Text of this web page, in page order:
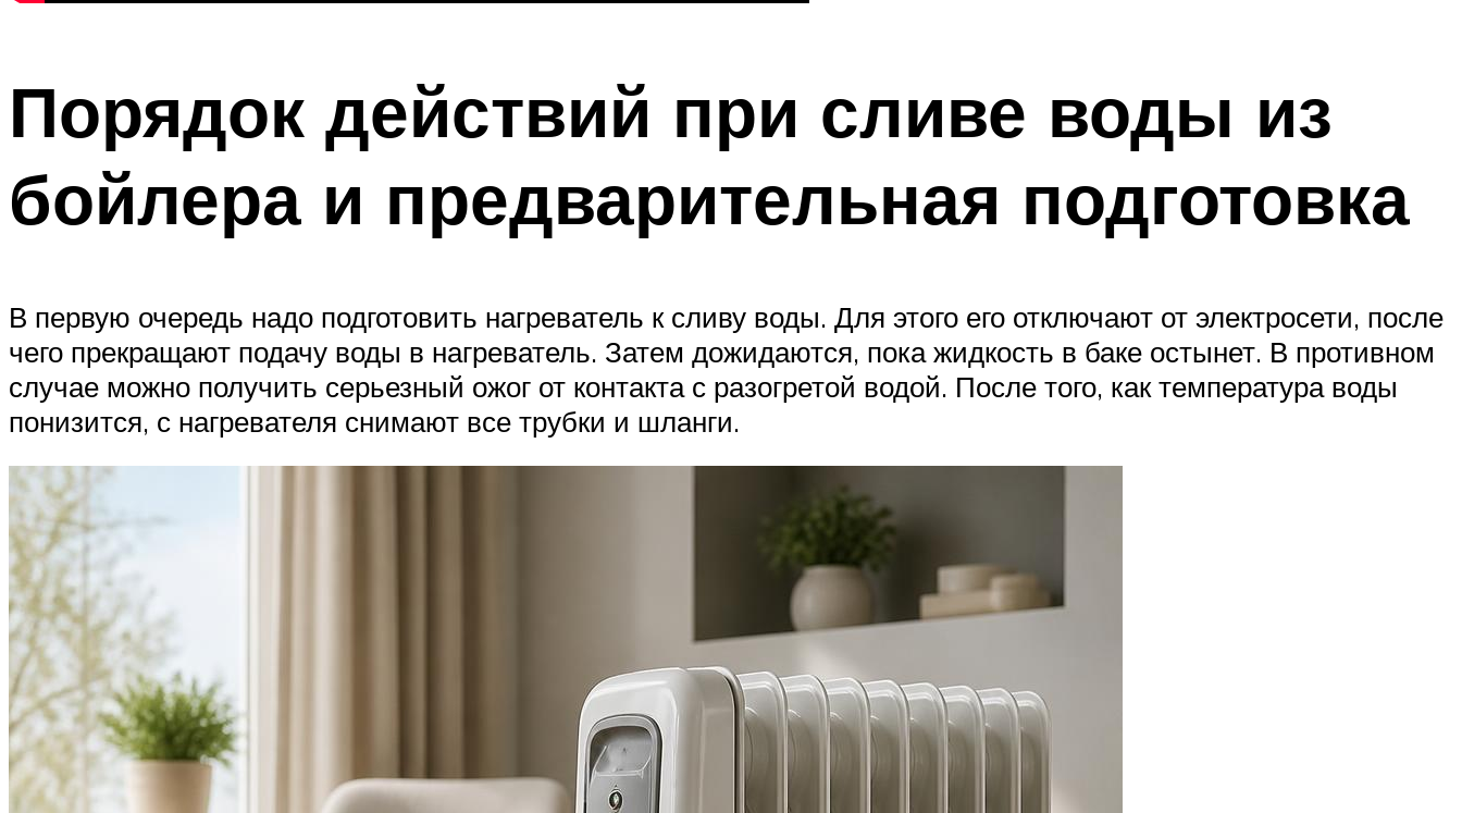
Порядок действий при сливе воды из
бойлера и предварительная подготовка
В первую очередь надо подготовить нагреватель к сливу воды. Для этого его отключают от электросети, после
чего прекращают подачу воды в нагреватель. Затем дожидаются, пока жидкость в баке остынет. В противном
случае можно получить серьезный ожог от контакта с разогретой водой. После того, как температура воды
понизится, с нагревателя снимают все трубки и шланги.